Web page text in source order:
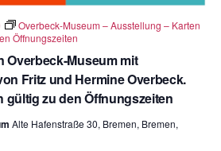
Overbeck-Museum mit
Fritz und Hermine Overbeck.
gültig zu den Öffnungszeiten
Overbeck-Museum – Ausstellung – Karten
Öffnungszeiten
Alte Hafenstraße 30, Bremen, Bremen,